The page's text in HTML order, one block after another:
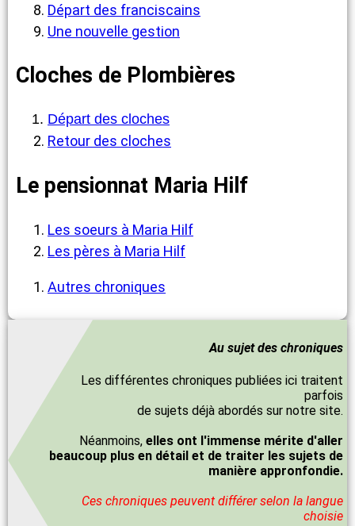
Départ des franciscains
Une nouvelle gestion
Cloches de Plombières
Départ des cloches
Retour des cloches
Le pensionnat Maria Hilf
Les soeurs à Maria Hilf
Les pères à Maria Hilf
Autres chroniques
Au sujet des chroniques
Les différentes chroniques publiées ici traitent
parfois
de sujets déjà abordés sur notre site.
Néanmoins, elles ont l'immense mérite d'aller
beaucoup plus en détail et de traiter les sujets de
manière appronfondie.
Ces chroniques peuvent différer selon la langue
choisie